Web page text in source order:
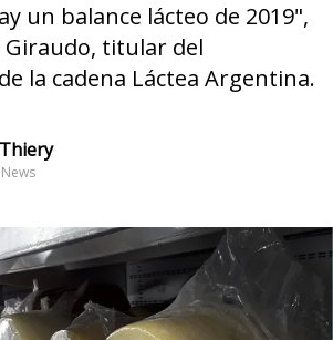
un balance lácteo de 2019",
Giraudo, titular del
la cadena Láctea Argentina.